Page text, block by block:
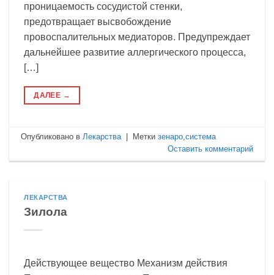
проницаемость сосудистой стенки,
предотвращает высвобождение
провоспалительных медиаторов. Предупреждает
дальнейшее развитие аллергического процесса,
[…]
ДАЛЕЕ →
Опубликовано вЛекарства Меткизенаро,система
Оставить комментарий
ЛЕКАРСТВА
Зилола
Действующее вещество Механизм действия